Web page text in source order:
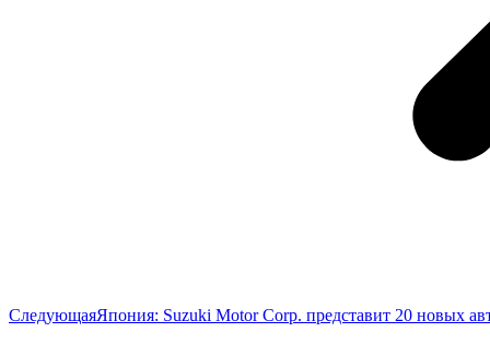
СледующаяСледующая
Япония: Suzuki Motor Corp. представит 20 новых